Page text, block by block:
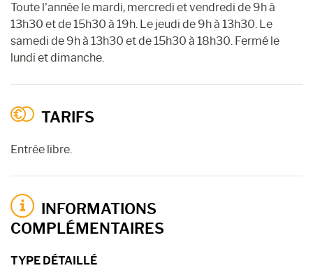
Toute l’année le mardi, mercredi et vendredi de 9h à
13h30 et de 15h30 à 19h. Le jeudi de 9h à 13h30. Le
samedi de 9h à 13h30 et de 15h30 à 18h30. Fermé le
lundi et dimanche.
TARIFS
Entrée libre.
INFORMATIONS
COMPLÉMENTAIRES
TYPE DÉTAILLÉ